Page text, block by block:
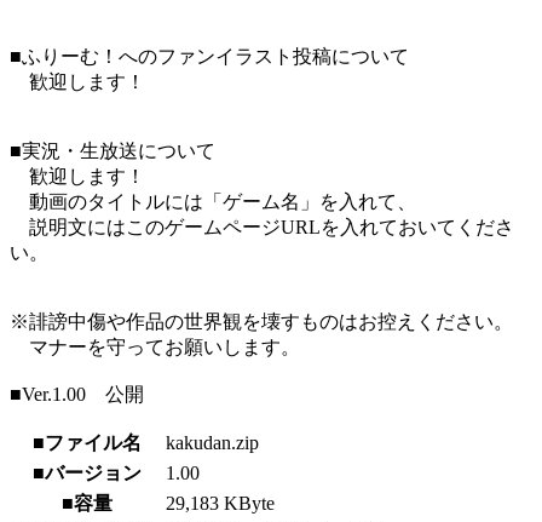
■ふりーむ！へのファンイラスト投稿について
歓迎します！
■実況・生放送について
歓迎します！
動画のタイトルには「ゲーム名」を入れて、
説明文にはこのゲームページURLを入れておいてくださ
い。
※誹謗中傷や作品の世界観を壊すものはお控えください。
マナーを守ってお願いします。
■Ver.1.00 公開
■ファイル名
kakudan.zip
■バージョン
1.00
■容量
29,183 KByte